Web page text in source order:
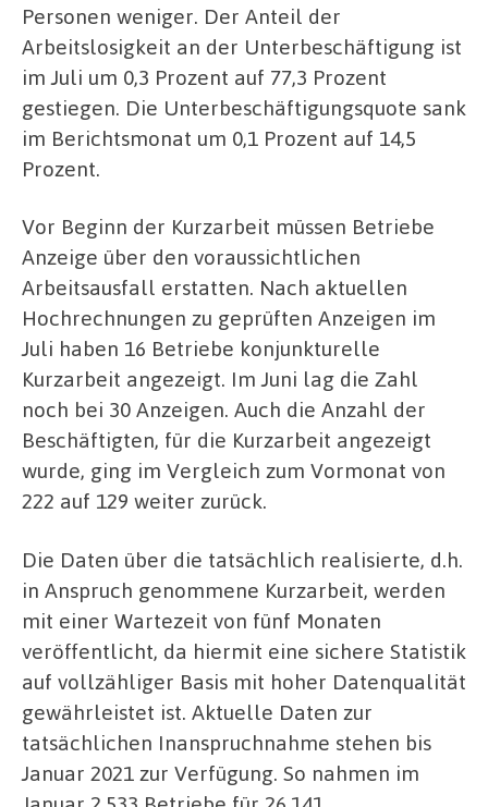
Personen weniger. Der Anteil der
Arbeitslosigkeit an der Unterbeschäftigung ist
im Juli um 0,3 Prozent auf 77,3 Prozent
gestiegen. Die Unterbeschäftigungsquote sank
im Berichtsmonat um 0,1 Prozent auf 14,5
Prozent.
Vor Beginn der Kurzarbeit müssen Betriebe
Anzeige über den voraussichtlichen
Arbeitsausfall erstatten. Nach aktuellen
Hochrechnungen zu geprüften Anzeigen im
Juli haben 16 Betriebe konjunkturelle
Kurzarbeit angezeigt. Im Juni lag die Zahl
noch bei 30 Anzeigen. Auch die Anzahl der
Beschäftigten, für die Kurzarbeit angezeigt
wurde, ging im Vergleich zum Vormonat von
222 auf 129 weiter zurück.
Die Daten über die tatsächlich realisierte, d.h.
in Anspruch genommene Kurzarbeit, werden
mit einer Wartezeit von fünf Monaten
veröffentlicht, da hiermit eine sichere Statistik
auf vollzähliger Basis mit hoher Datenqualität
gewährleistet ist. Aktuelle Daten zur
tatsächlichen Inanspruchnahme stehen bis
Januar 2021 zur Verfügung. So nahmen im